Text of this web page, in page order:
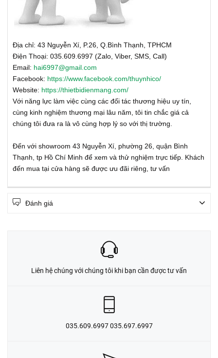
Địa chỉ: 43 Nguyễn Xí, P.26, Q.Bình Thạnh, TPHCM
Điện Thoại: 035.609.6997 (Zalo, Viber, SMS, Call)
Email: hai6997@gmail.com
Facebook: https://www.facebook.com/thuynhico/
Website: https://thietbidienmang.com/
Với năng lực làm việc cùng các đối tác thương hiệu uy tín,
cùng kinh nghiệm thương mại lâu năm, tôi tin chắc giá cả
chúng tôi đưa ra là vô cùng hợp lý so với thị trường.
Đến với showroom 43 Nguyễn Xí, phường 26, quận Bình
Thạnh, tp Hồ Chí Minh để xem và thử nghiệm trực tiếp. Khách
đến mua tại cửa hàng sẽ được ưu đãi riêng, tư vấn
Đánh giá
Liên hệ chúng với chúng tôi khi bạn cần được tư vấn
035.609.6997 035.697.6997